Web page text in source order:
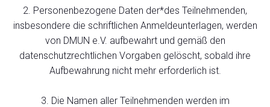
2. Personenbezogene Daten der*des Teilnehmenden,
insbesondere die schriftlichen Anmeldeunterlagen, werden
von DMUN e.V. aufbewahrt und gemäß den
datenschutzrechtlichen Vorgaben gelöscht, sobald ihre
Aufbewahrung nicht mehr erforderlich ist.
3. Die Namen aller Teilnehmenden werden im